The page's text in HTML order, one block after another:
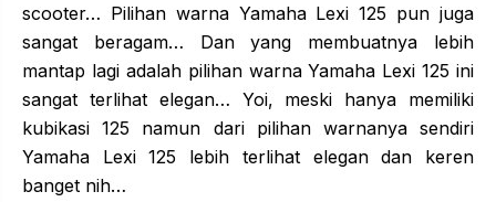
scooter… Pilihan warna Yamaha Lexi 125 pun juga
sangat beragam… Dan yang membuatnya lebih
mantap lagi adalah pilihan warna Yamaha Lexi 125 ini
sangat terlihat elegan… Yoi, meski hanya memiliki
kubikasi 125 namun dari pilihan warnanya sendiri
Yamaha Lexi 125 lebih terlihat elegan dan keren
banget nih…